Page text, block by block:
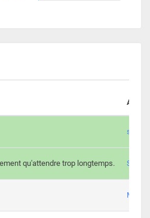
Auteur
s3th
qu'attendre trop longtemps. Spl3en